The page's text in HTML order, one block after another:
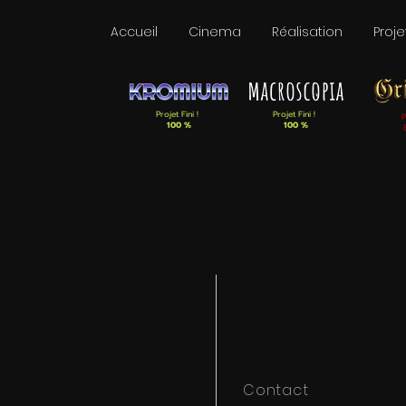
Accueil Cinema Réalisation
Projet Fini !
100 %
Projet Fini !
100 %
Contact